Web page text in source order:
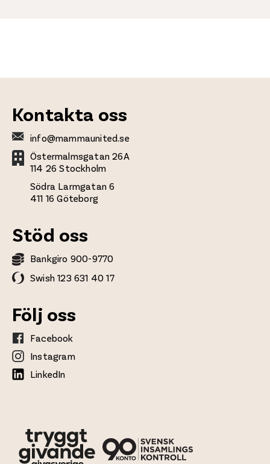
Kontakta oss
info@mammaunited.se
Östermalmsgatan 26A
114 26 Stockholm
Södra Larmgatan 6
411 16 Göteborg
Stöd oss
Bankgiro 900-9770
Swish 123 631 40 17
Följ oss
Facebook
Instagram
LinkedIn